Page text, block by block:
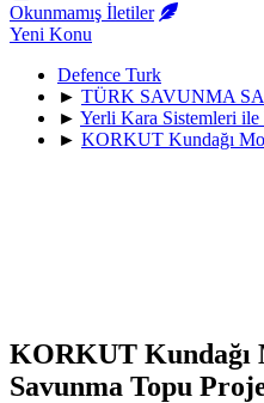
Okunmamış İletiler
Yeni Konu
Defence Turk
► TÜRK SAVUNMA
► Yerli Kara Sistemleri
► KORKUT Kundağı
KORKUT Kundağı
Savunma Topu